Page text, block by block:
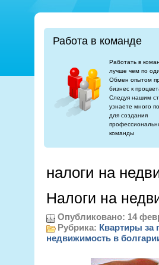
Работа в команде
Работать в
лучше чем по
Обмен опытом
бизнес к
Следуя нашим
узнаете много
для создания
команды
налоги на
Налоги на
Опубликовано: 14
Рубрика: Квартиры за
недвижимость в